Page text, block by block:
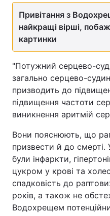
Привітання з
найкращі вірші,
картинки
"Потужний серцево-
загально серцево-
призводить до
підвищення частоти
виникнення аритмій
Вони пояснюють, що
призвести й до смерті.
були інфаркти,
цукром у крові та
спадковість до
років, а також не
Водохрещем